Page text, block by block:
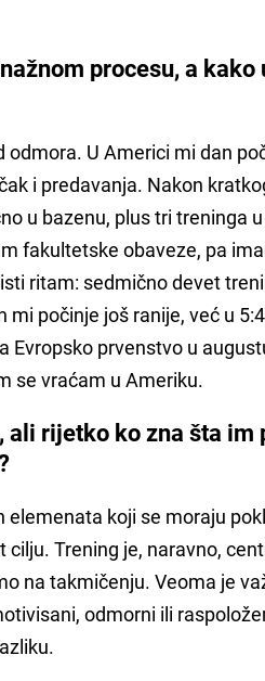
procesu, a kako
U Americi mi dan
i predavanja. Nakon
u bazenu, plus tri treninga
fakultetske obaveze, pa
ritam: sedmično devet
počinje još ranije, već u
prvenstvo u
se vraćam u Ameriku.
rijetko ko zna šta im
koji se moraju
Trening je, naravno,
na takmičenju. Veoma je
odmorni ili